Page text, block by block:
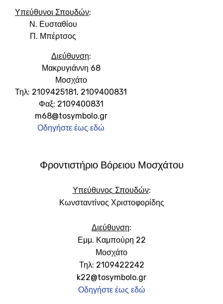
Υπεύθυνοι Σπουδών:
Ν. Ευσταθίου
Π. Μπέρτσος
Διεύθυνση:
Μακρυγιάννη 68
Μοσχάτο
Τηλ: 2109425181, 2109400831
Φαξ: 2109400831
m68@tosymbolo.gr
Οδηγήστε έως εδώ
Φροντιστήριο Βόρειου Μοσχάτου
Υπεύθυνος Σπουδών:
Κωνσταντίνος Χριστοφορίδης
Διεύθυνση:
Εμμ. Καμπούρη 22
Μοσχάτο
Τηλ: 2109422242
k22@tosymbolo.gr
Οδηγήστε έως εδώ